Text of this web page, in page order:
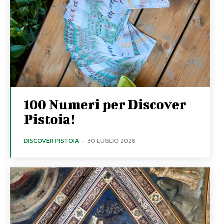
100 Numeri per Discover
Pistoia!
DISCOVER PISTOIA - 30 LUGLIO 2026